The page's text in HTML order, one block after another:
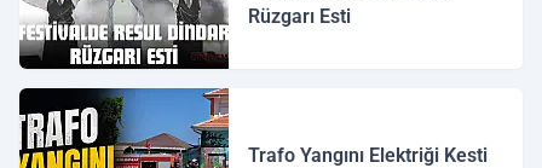
Rüzgarı Esti
Trafo Yangını Elektriği Kesti